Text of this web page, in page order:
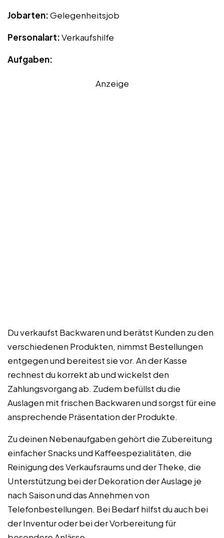
Jobarten:Gelegenheitsjob
Personalart:Verkaufshilfe
Aufgaben:
Anzeige
Du verkaufst Backwaren und berätst Kunden zu den
verschiedenen Produkten, nimmst Bestellungen
entgegen und bereitest sie vor. An der Kasse
rechnest du korrekt ab und wickelst den
Zahlungsvorgang ab. Zudem befüllst du die
Auslagen mit frischen Backwaren und sorgst für eine
ansprechende Präsentation der Produkte.
Zu deinen Nebenaufgaben gehört die Zubereitung
einfacher Snacks und Kaffeespezialitäten, die
Reinigung des Verkaufsraums und der Theke, die
Unterstützung bei der Dekoration der Auslage je
nach Saison und das Annehmen von
Telefonbestellungen. Bei Bedarf hilfst du auch bei
der Inventur oder bei der Vorbereitung für